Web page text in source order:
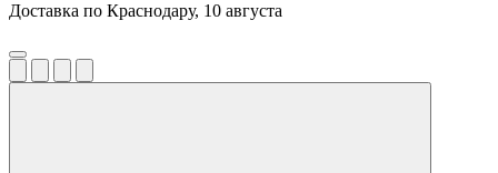
Доставка по Краснодару, 10 августа